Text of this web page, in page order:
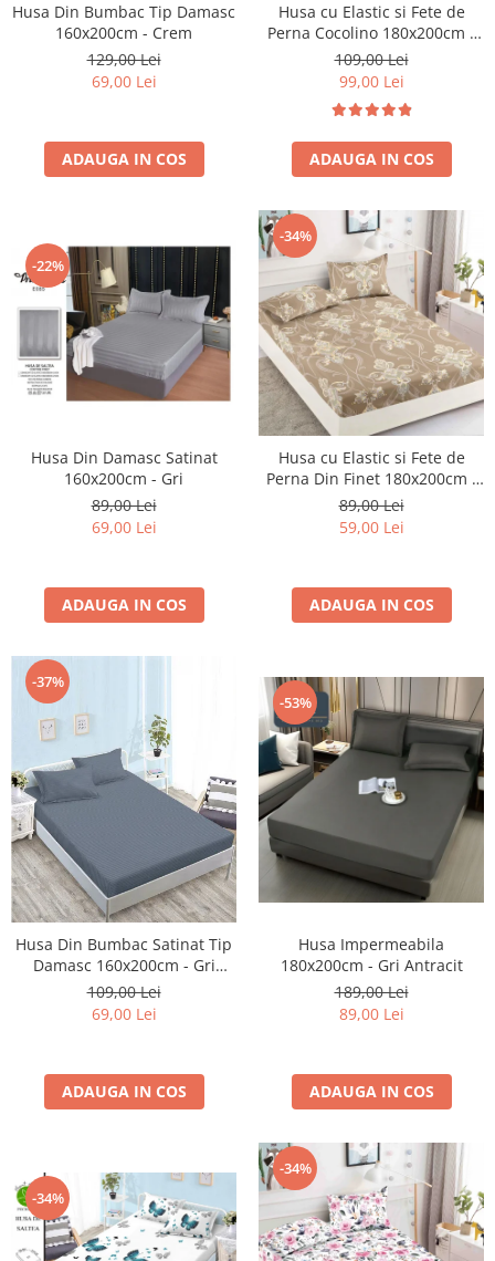
Husa Din Bumbac Tip Damasc
160x200cm - Crem
129,00 Lei
69,00 Lei
ADAUGA IN COS
Husa cu Elastic si Fete de
Perna Cocolino 180x200cm -
Hearts - Negru Cu Inimioare
Rosii
109,00 Lei
99,00 Lei
ADAUGA IN COS
-22%
Husa Din Damasc Satinat
160x200cm - Gri
89,00 Lei
69,00 Lei
ADAUGA IN COS
-34%
Husa cu Elastic si Fete de
Perna Din Finet 180x200cm -
Bej Royal
89,00 Lei
59,00 Lei
ADAUGA IN COS
-37%
Husa Din Bumbac Satinat Tip
Damasc 160x200cm - Gri
Cenusiu
109,00 Lei
69,00 Lei
ADAUGA IN COS
-53%
Husa Impermeabila
180x200cm - Gri Antracit
189,00 Lei
89,00 Lei
ADAUGA IN COS
-34%
-34%